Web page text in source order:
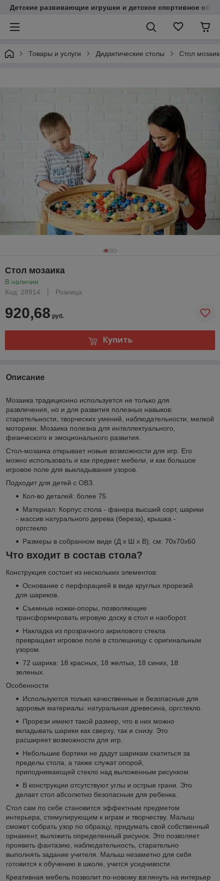
Детские развивающие игрушки и детское спортивное
Товары и услуги Дидактические столы Стол
Стол мозаика
В наличии
Код: 28914
Розница
920,68 руб.
Купить
Описание
Мозаика традиционно используется не только для
развлечения, но и для развития полезных навыков:
старательности, творческих умений, наблюдательности, мелкой
моторики. Мозаика полезна для интеллектуального,
физического и эмоционального развития.
Стол-мозаика открывает новые возможности для игр. Его
можно использовать и как предмет мебели, и как большое
игровое поле для выкладывания узоров.
Подходит для детей с ОВЗ.
Кол-во деталей: более 75
Материал: Корпус стола - фанера высший сорт, шарики
- массив натурального дерева (береза), крышка -
оргстекло
Размеры в собранном виде (Д х Ш х В), см: 70х70х60
Что входит в состав стола?
Конструкция состоит из нескольких элементов:
Основание с перфорацией в виде круглых прорезей
для шариков.
Съемные ножки-опоры, позволяющие
трансформировать игровую доску в стол и наоборот.
Накладка из прозрачного акрилового стекла
превращает игровое поле в столешницу с оригинальным
узором.
72 шарика: 18 красных, 18 желтых, 18 синих, 18
зеленых.
Особенности
Используются только качественные и безопасные для
здоровья материалы: натуральная древесина, оргстекло.
Прорези имеют такой размер, что в них можно
вкладывать шарики как сверху, так и снизу. Это
расширяет возможности для игр.
Небольшие бортики не дадут шарикам скатиться за
пределы стола, а также служат опорой,
приподнимающей стекло над выложенным рисунком.
В конструкции отсутствуют углы и острые грани. Это
делает стол абсолютно безопасным для ребенка.
Стол сам по себе становится эффектным предметом
интерьера, стимулирующим к играм и творчеству. Малыш
сможет собрать узор по образцу, придумать свой собственный
орнамент, выложить определенный рисунок. Это позволяет
проявить фантазию, наблюдательность, старательно
выполнять задание учителя. Малыш незаметно для себя
готовится к обучению в школе, учится усидчивости.
Креативная мебель позволит по-новому взглянуть на интерьер